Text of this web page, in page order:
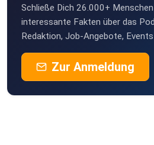
Schließe Dich 26.000+
interessante Fakten über das
Redaktion, Job-Angebote,
Zur Anmeldung